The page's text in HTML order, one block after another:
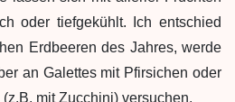
oder tiefgekühlt. Ich entschied
Erdbeeren des Jahres, werde
an Galettes mit Pfirsichen oder
mit Zucchini) versuchen.